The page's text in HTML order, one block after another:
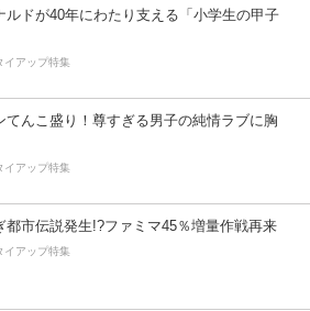
ルドが40年にわたり支える「小学生の甲子
イアップ特集
てんこ盛り！尊すぎる男子の純情ラブに胸
イアップ特集
都市伝説発生!?ファミマ45％増量作戦再来
イアップ特集